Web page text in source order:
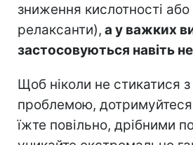
зниження кислотності або
релаксанти), а у важких
застосовуються навіть
Щоб ніколи не стикатися
проблемою, дотримуйтеся
їжте повільно, дрібними